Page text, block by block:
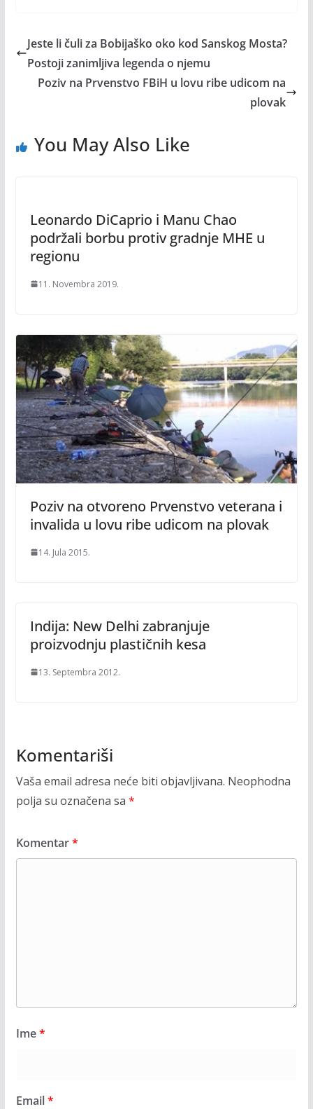
Jeste li čuli za Bobijaško oko kod Sanskog Mosta?
Postoji zanimljiva legenda o njemu
Poziv na Prvenstvo FBiH u lovu ribe udicom na
plovak
You May Also Like
Leonardo DiCaprio i Manu Chao
podržali borbu protiv gradnje MHE u
regionu
11. Novembra 2019.
Poziv na otvoreno Prvenstvo veterana i
invalida u lovu ribe udicom na plovak
14. Jula 2015.
Indija: New Delhi zabranjuje
proizvodnju plastičnih kesa
13. Septembra 2012.
Komentariši
Vaša email adresa neće biti objavljivana. Neophodna
polja su označena sa *
Komentar*
Ime*
Email*